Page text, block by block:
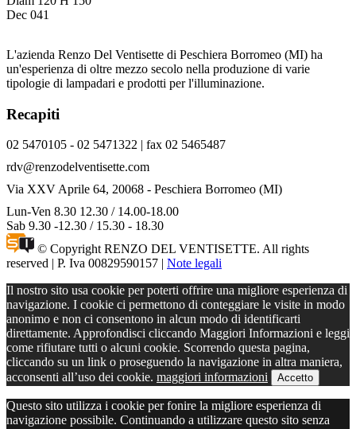
Dec 041
L'azienda Renzo Del Ventisette di Peschiera Borromeo (MI) ha
un'esperienza di oltre mezzo secolo nella produzione di varie
tipologie di lampadari e prodotti per l'illuminazione.
Recapiti
02 5470105 - 02 5471322 | fax 02 5465487
rdv@renzodelventisette.com
Via XXV Aprile 64, 20068 - Peschiera Borromeo (MI)
Lun-Ven 8.30 12.30 / 14.00-18.00
Sab 9.30 -12.30 / 15.30 - 18.30
© Copyright RENZO DEL VENTISETTE. All rights
reserved | P. Iva 00829590157 | Note legali
Il nostro sito usa cookie per poterti offrire una migliore esperienza di
navigazione. I cookie ci permettono di conteggiare le visite in modo
anonimo e non ci consentono in alcun modo di identificarti
direttamente. Approfondisci cliccando Maggiori Informazioni e leggi
come rifiutare tutti o alcuni cookie. Scorrendo questa pagina,
cliccando su un link o proseguendo la navigazione in altra maniera,
acconsenti all’uso dei cookie. maggiori informazioni Accetto
Questo sito utilizza i cookie per fonire la migliore esperienza di
navigazione possibile. Continuando a utilizzare questo sito senza